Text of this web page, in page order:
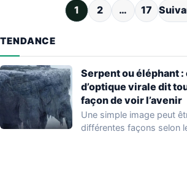
Pagination des
1 2 … 17
TENDANCE
Serpent ou éléphant
d’optique virale dit
façon de voir l’avenir
Une simple image peut
différentes façons selon